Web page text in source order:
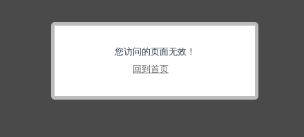
您访问的页面无效！
回到首页